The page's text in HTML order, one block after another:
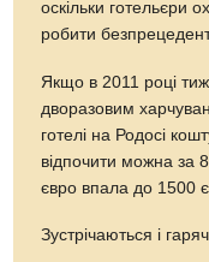
оскільки готельєри
робити
Якщо в 2011 році
дворазовим
готелі на Родосі
відпочити можна за
євро впала до 1500
Зустрічаються і